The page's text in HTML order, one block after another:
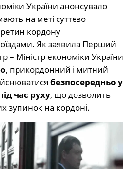
України анонсувало
на меті суттєво
кордону
Як заявила Перший
– Міністр економіки України
, прикордонний і митний
безпосередньо у
час руху, що дозволить
зупинок на кордоні.